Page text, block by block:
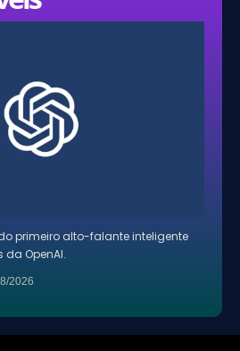
primeiro alto-falante inteligente
da OpenAI.
2026